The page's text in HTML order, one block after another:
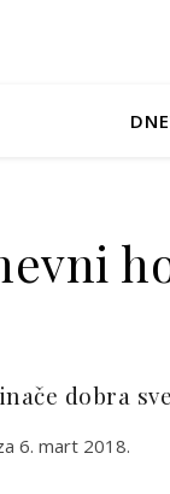
dobra
6. mart 2018.